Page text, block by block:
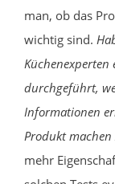
man, ob das
wichtig sind.
Küchenexperten
durchgeführt,
Informationen
Produkt machen
mehr